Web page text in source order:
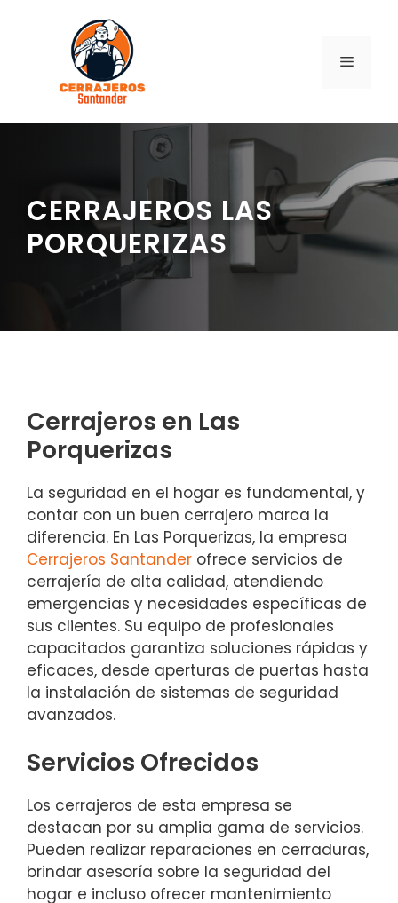
contenido
MENÚ
CERRAJEROS LAS
PORQUERIZAS
Cerrajeros en Las
Porquerizas
La seguridad en el hogar es fundamental, y
contar con un buen cerrajero marca la
diferencia. En Las Porquerizas, la empresa
Cerrajeros Santander ofrece servicios de
cerrajería de alta calidad, atendiendo
emergencias y necesidades específicas de
sus clientes. Su equipo de profesionales
capacitados garantiza soluciones rápidas y
eficaces, desde aperturas de puertas hasta
la instalación de sistemas de seguridad
avanzados.
Servicios Ofrecidos
Los cerrajeros de esta empresa se
destacan por su amplia gama de servicios.
Pueden realizar reparaciones en cerraduras,
brindar asesoría sobre la seguridad del
hogar e incluso ofrecer mantenimiento